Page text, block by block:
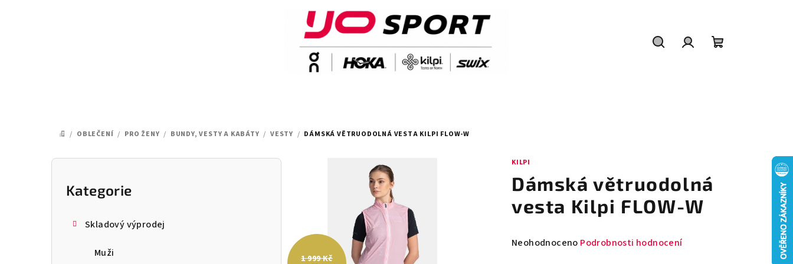
DOMŮ
/ OBLEČENÍ / PRO ŽENY / BUNDY, VESTY A KABÁTY / VESTY / DÁMSKÁ VĚTRUODOLNÁ VESTA KILPI FLOW-W
P
Přeskočit
kategorie
Kategorie
Skladový výprodej
Muži
KILPI
Dámská větruodolná
vesta Kilpi FLOW-W
Průměrné
Neohodnoceno Podrobnosti hodnocení
1 999 Kč